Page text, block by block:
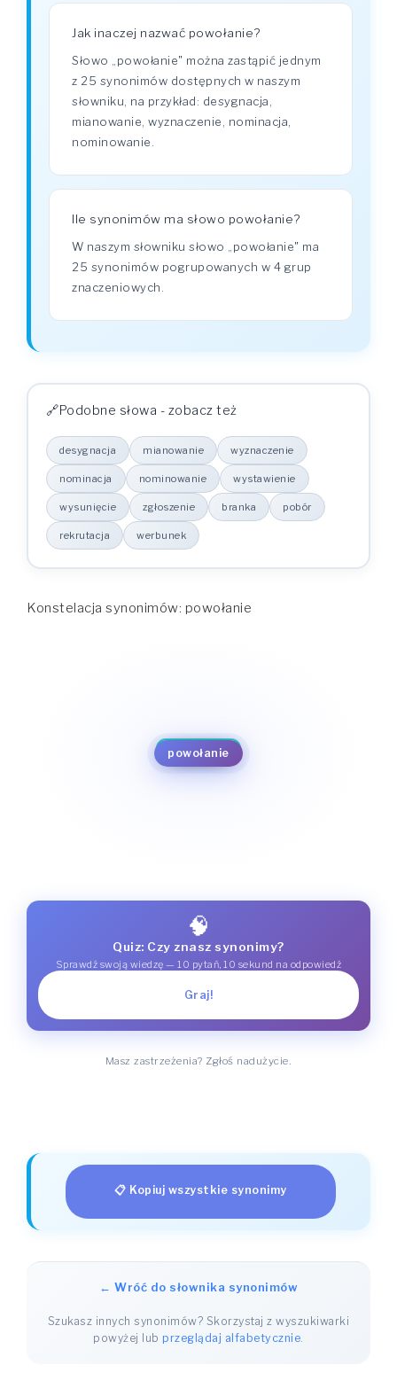
Jak inaczej nazwać powołanie?
Słowo „powołanie" można zastąpić jednym
z 25 synonimów dostępnych w naszym
słowniku, na przykład: desygnacja,
mianowanie, wyznaczenie, nominacja,
nominowanie.
Ile synonimów ma słowo powołanie?
W naszym słowniku słowo „powołanie" ma
25 synonimów pogrupowanych w 4 grup
znaczeniowych.
Podobne słowa - zobacz też
desygnacja mianowanie wyznaczenie
nominacja nominowanie wystawienie
wysunięcie zgłoszenie branka pobór
rekrutacja werbunek
Konstelacja synonimów: powołanie
powołanie
desygnacja
mianowanie
wyznaczenie
nominacja
nominowanie
wystawienie
wysunięcie
zgłoszenie
branka
pobór
rekrutacja
werbunek
🧠
Quiz: Czy znasz synonimy?
Sprawdź swoją wiedzę — 10 pytań, 10 sekund na odpowiedź
Graj!
Masz zastrzeżenia? Zgłoś nadużycie.
📋 Kopiuj wszystkie synonimy
← Wróć do słownika synonimów
Szukasz innych synonimów? Skorzystaj z wyszukiwarki
powyżej lubprzeglądaj alfabetycznie